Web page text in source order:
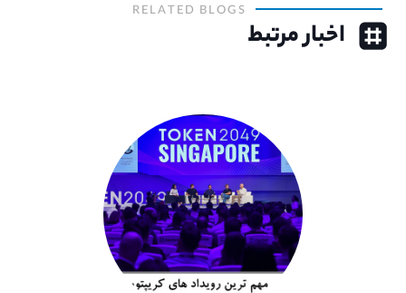
RELATED BLOGS
اخبار مرتبط